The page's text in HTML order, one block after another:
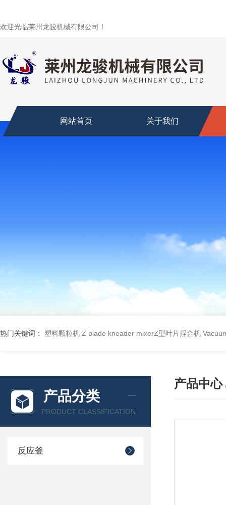
欢迎光临莱州龙骏机械有限公司！
网站首页 关于我们
热门关键词： 塑料颗粒机 Z blade kneader mixerZ型叶片捏合机
产品分类
PRODUCT CLASSIFICATION
反应釜
产品中心